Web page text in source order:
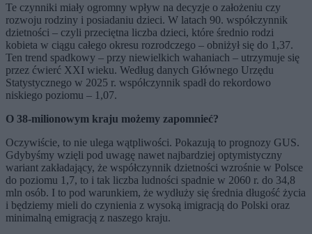
Te czynniki miały ogromny wpływ na decyzje o założeniu czy
rozwoju rodziny i posiadaniu dzieci. W latach 90. współczynnik
dzietności – czyli przeciętna liczba dzieci, które średnio rodzi
kobieta w ciągu całego okresu rozrodczego – obniżył się do 1,37.
Ten trend spadkowy – przy niewielkich wahaniach – utrzymuje się
przez ćwierć XXI wieku. Według danych Głównego Urzędu
Statystycznego w 2025 r. współczynnik spadł do rekordowo
niskiego poziomu – 1,07.
O 38-milionowym kraju możemy zapomnieć?
Oczywiście, to nie ulega wątpliwości. Pokazują to prognozy GUS.
Gdybyśmy wzięli pod uwagę nawet najbardziej optymistyczny
wariant zakładający, że współczynnik dzietności wzrośnie w Polsce
do poziomu 1,7, to i tak liczba ludności spadnie w 2060 r. do 34,8
mln osób. I to pod warunkiem, że wydłuży się średnia długość życia
i będziemy mieli do czynienia z wysoką imigracją do Polski oraz
minimalną emigracją z naszego kraju.